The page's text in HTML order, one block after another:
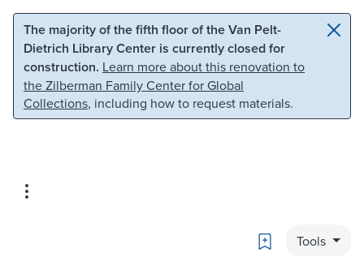
Skip to main content Skip to search
The majority of the fifth floor of the Van Pelt-
Dietrich Library Center is currently closed for
construction. Learn more about this renovation to
the Zilberman Family Center for Global
Collections, including how to request materials.
Bookmark
Tools